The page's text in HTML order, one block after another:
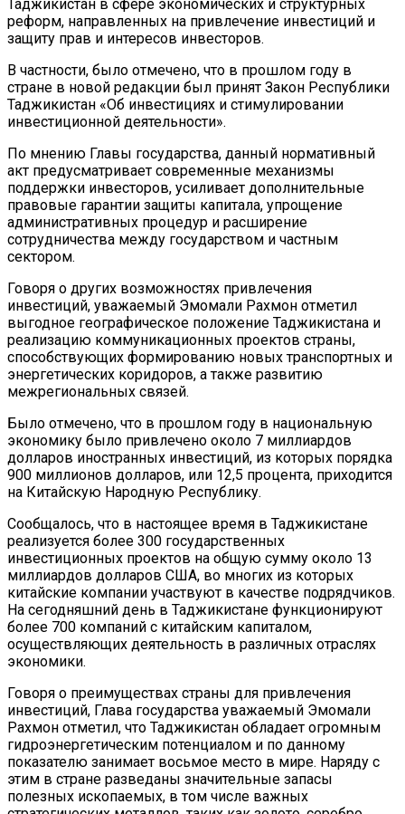
Таджикистан в сфере экономических и структурных
реформ, направленных на привлечение инвестиций и
защиту прав и интересов инвесторов.
В частности, было отмечено, что в прошлом году в
стране в новой редакции был принят Закон Республики
Таджикистан «Об инвестициях и стимулировании
инвестиционной деятельности».
По мнению Главы государства, данный нормативный
акт предусматривает современные механизмы
поддержки инвесторов, усиливает дополнительные
правовые гарантии защиты капитала, упрощение
административных процедур и расширение
сотрудничества между государством и частным
сектором.
Говоря о других возможностях привлечения
инвестиций, уважаемый Эмомали Рахмон отметил
выгодное географическое положение Таджикистана и
реализацию коммуникационных проектов страны,
способствующих формированию новых транспортных и
энергетических коридоров, а также развитию
межрегиональных связей.
Было отмечено, что в прошлом году в национальную
экономику было привлечено около 7 миллиардов
долларов иностранных инвестиций, из которых порядка
900 миллионов долларов, или 12,5 процента, приходится
на Китайскую Народную Республику.
Сообщалось, что в настоящее время в Таджикистане
реализуется более 300 государственных
инвестиционных проектов на общую сумму около 13
миллиардов долларов США, во многих из которых
китайские компании участвуют в качестве подрядчиков.
На сегодняшний день в Таджикистане функционируют
более 700 компаний с китайским капиталом,
осуществляющих деятельность в различных отраслях
экономики.
Говоря о преимуществах страны для привлечения
инвестиций, Глава государства уважаемый Эмомали
Рахмон отметил, что Таджикистан обладает огромным
гидроэнергетическим потенциалом и по данному
показателю занимает восьмое место в мире. Наряду с
этим в стране разведаны значительные запасы
полезных ископаемых, в том числе важных